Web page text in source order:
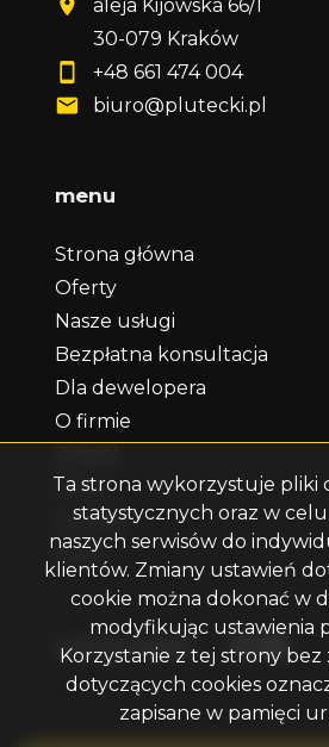
aleja Kijowska 66/1
30-079 Kraków
+48 661 474 004
biuro@plutecki.pl
menu
Strona główna
Oferty
Nasze usługi
Bezpłatna konsultacja
Dla dewelopera
O firmie
Praca
Kontakt
Rodo
social media Facebook
Ta strona wykorzystuje pliki
statystycznych oraz w
naszych serwisów do
klientów. Zmiany ustawień
cookie można dokonać w
modyfikując ustawienia
Korzystanie z tej strony bez
dotyczących cookies
zapisane w pamięci